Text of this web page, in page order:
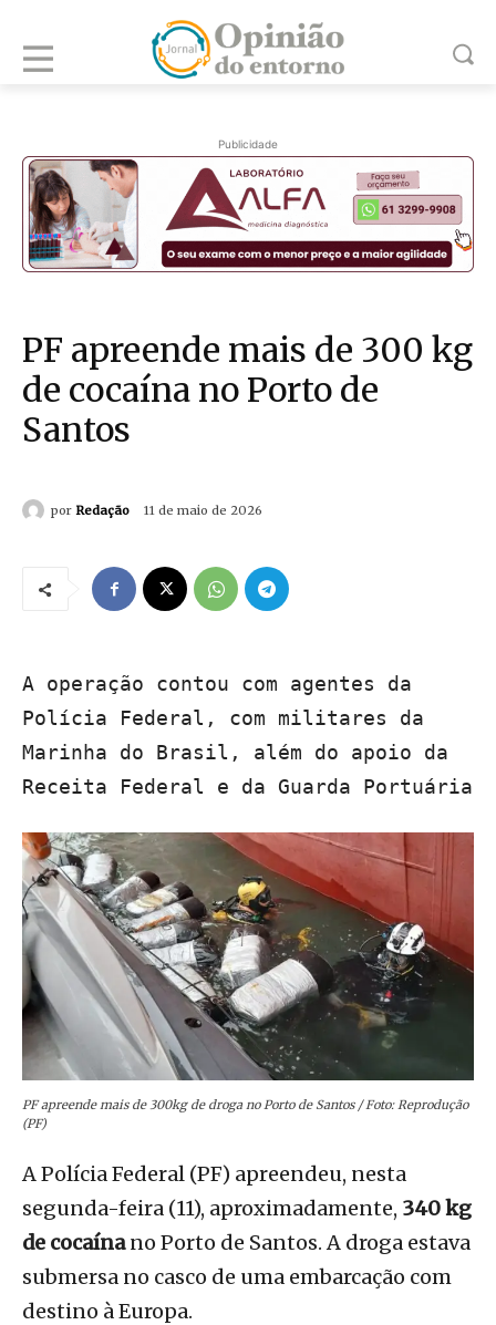
Publicidade
PF apreende mais de 300 kg
de cocaína no Porto de
Santos
por Redação 11 de maio de 2026
A operação contou com agentes da
Polícia Federal, com militares da
Marinha do Brasil, além do apoio da
Receita Federal e da Guarda Portuária
PF apreende mais de 300kg de droga no Porto de Santos / Foto: Reprodução
(PF)
A Polícia Federal (PF) apreendeu, nesta
segunda-feira (11), aproximadamente, 340 kg
de cocaínano Porto de Santos. A droga estava
submersa no casco de uma embarcação com
destino à Europa.